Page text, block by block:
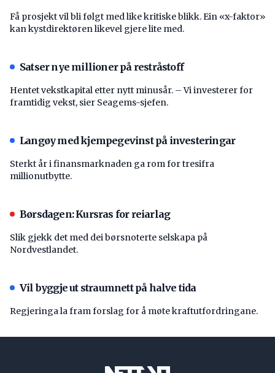
Få prosjekt vil bli følgt med like kritiske blikk. Ein «x-faktor»
kan kystdirektøren likevel gjere lite med.
Satser nye millioner på restråstoff
Hentet vekstkapital etter nytt minusår. – Vi investerer for
framtidig vekst, sier Seagems-sjefen.
Langøy med kjempegevinst på investeringar
Sterkt år i finansmarknaden ga rom for tresifra
millionutbytte.
Børsdagen: Kursras for reiarlag
Slik gjekk det med dei børsnoterte selskapa på
Nordvestlandet.
Vil byggje ut straumnett på halve tida
Regjeringa la fram forslag for å møte kraftutfordringane.